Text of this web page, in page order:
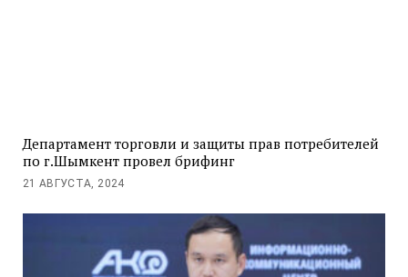
Департамент торговли и защиты прав потребителей
по г.Шымкент провел брифинг
21 АВГУСТА, 2024